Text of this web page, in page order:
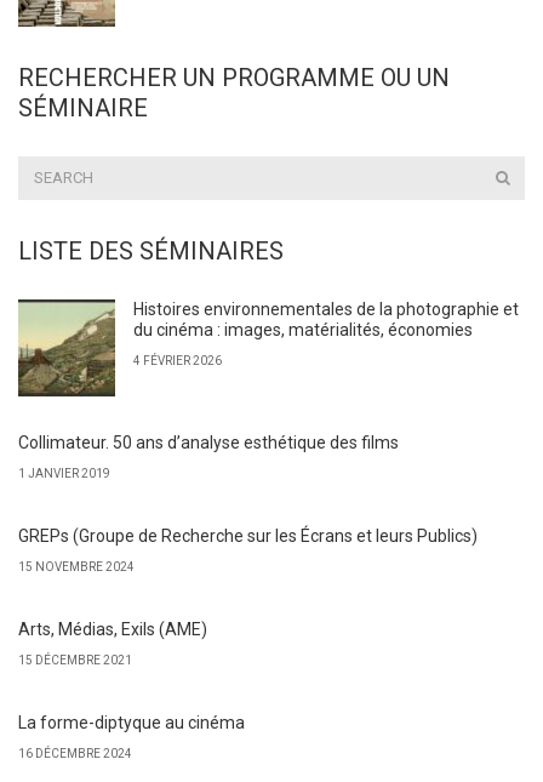
RECHERCHER UN PROGRAMME OU UN
SÉMINAIRE
LISTE DES SÉMINAIRES
Histoires environnementales de la photographie et
du cinéma : images, matérialités, économies
4 FÉVRIER 2026
Collimateur. 50 ans d’analyse esthétique des films
1 JANVIER 2019
GREPs (Groupe de Recherche sur les Écrans et leurs Publics)
15 NOVEMBRE 2024
Arts, Médias, Exils (AME)
15 DÉCEMBRE 2021
La forme-diptyque au cinéma
16 DÉCEMBRE 2024